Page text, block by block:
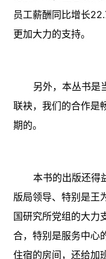
员工薪酬同比增长
更加大力的支持。
另外，本丛书是
联袂，我们的合作是
期的。
本书的出版还得
版局领导、特别是王
国研究所党组的大力
合，特别是服务中心
住宿的房间，还给加